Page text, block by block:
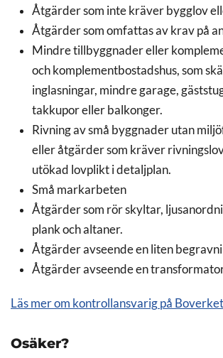
Åtgärder som inte kräver bygglov
Åtgärder som omfattas av krav på
Mindre tillbyggnader eller
och komplementbostadshus, som
inglasningar, mindre garage,
takkupor eller balkonger.
Rivning av små byggnader utan
eller åtgärder som kräver
utökad lovplikt i detaljplan.
Små markarbeten
Åtgärder som rör skyltar,
plank och altaner.
Åtgärder avseende en liten
Åtgärder avseende en
Läs mer om kontrollansvarig på
Osäker?